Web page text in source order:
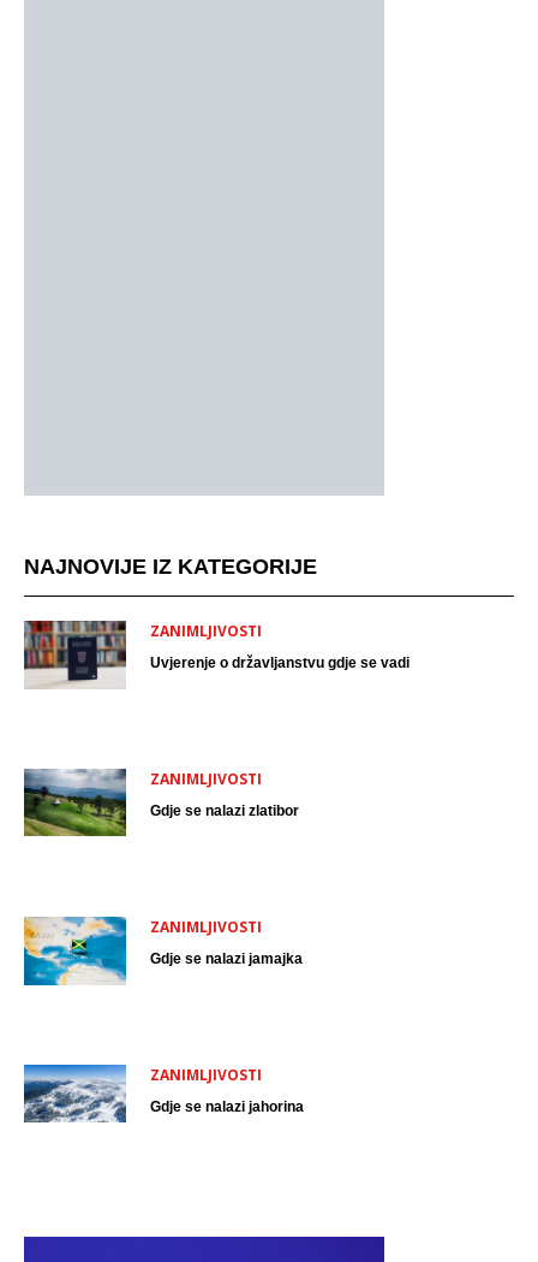
NAJNOVIJE IZ KATEGORIJE
ZANIMLJIVOSTI
Uvjerenje o državljanstvu gdje se vadi
ZANIMLJIVOSTI
Gdje se nalazi zlatibor
ZANIMLJIVOSTI
Gdje se nalazi jamajka
ZANIMLJIVOSTI
Gdje se nalazi jahorina